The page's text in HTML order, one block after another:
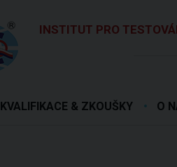
INSTITUT PRO
KVALIFIKACE & ZKOUŠKY O